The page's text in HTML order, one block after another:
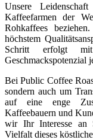
Unsere
Kaffeefarmen der
Rohkaffees
höchstem
Schritt erfolgt
Geschmackspotenzial
Bei Public Coffee
sondern auch um
auf eine enge
Kaffeebauern und
wir Ihr Interesse an
Vielfalt dieses